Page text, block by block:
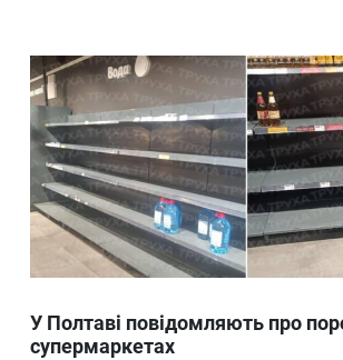
У Полтаві повідомляють про
супермаркетах